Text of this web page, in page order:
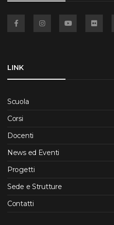
LINK
Scuola
Corsi
Docenti
News ed Eventi
Progetti
Sede e Strutture
Contatti